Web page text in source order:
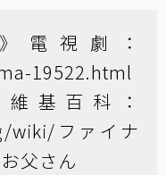
電視劇：
19522.html
維基百科：
wiki/ファイナ
父さん